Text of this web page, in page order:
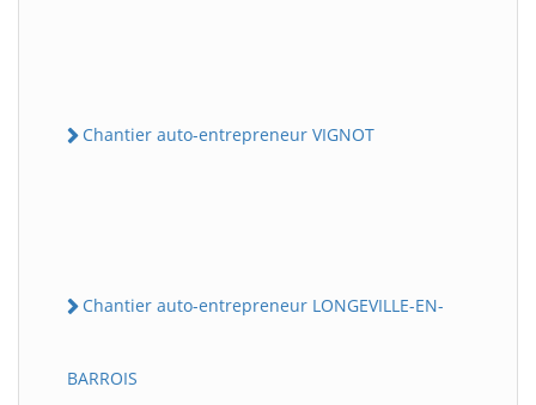
Chantier auto-entrepreneur VIGNOT
Chantier auto-entrepreneur LONGEVILLE-EN-
BARROIS